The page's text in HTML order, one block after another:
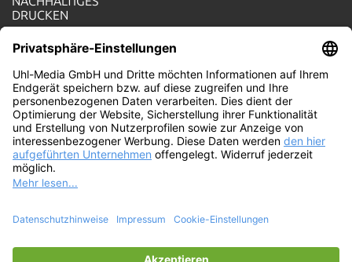
DRUCKEN
1=1
AKTION
JE AUFTRAG WIRD
EIN BAUM GEPFLANZT
100%
WIR
PRODUZIEREN MIT